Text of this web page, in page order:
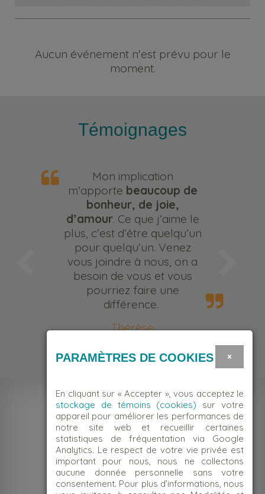
Aucun événement n'est prévu pour le
moment.
Témoignages
Mon implication
m’apporte beaucoup de
bonheur, de joie,
d’amour. Ce que j’aime le
plus, c’est d’être quelqu’un
pour quelqu’un. Venez
vous joindre à nous, on a
besoin de vous et vous
pourriez faire une
différence.
Thérèse
×
PARAMÈTRES DE COOKIES
En cliquant sur « Accepter », vous acceptez le
stockage de témoins (cookies) sur votre
appareil pour améliorer les performances de
notre site web et recueillir certaines
statistiques de fréquentation via Google
Analytics. Le respect de votre vie privée est
important pour nous, nous ne collectons
aucune donnée personnelle sans votre
consentement. Pour plus d’informations, nous